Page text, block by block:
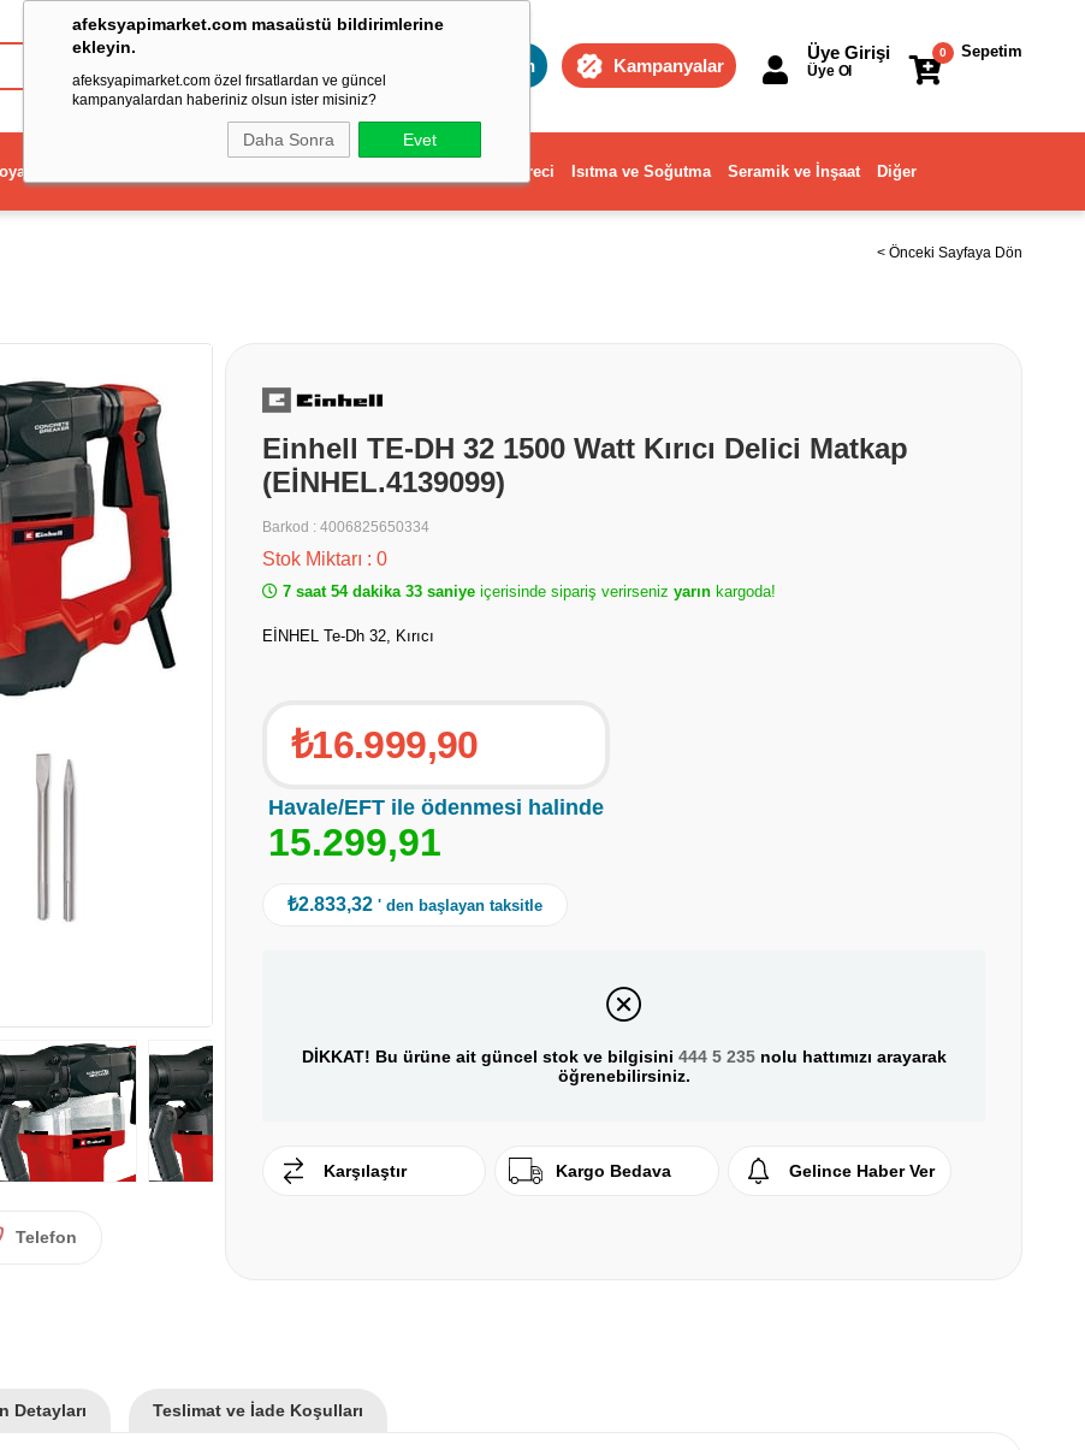
afeksyapimarket.com masaüstü bildirimlerine
ekleyin.
afeksyapimarket.com özel fırsatlardan ve güncel
kampanyalardan haberiniz olsun ister misiniz?
Daha Sonra Evet
Toptan Kampanyalar
Sepetim
0
Üye Girişi
Üye Ol
Dekorasyon ve Ev Gereci Isıtma ve Soğutma Seramik ve İnşaat Diğer
< Önceki Sayfaya Dön
Telefon
Einhell TE-DH 32 1500 Watt Kırıcı Delici Matkap
(EİNHEL.4139099)
Barkod : 4006825650334
Stok Miktarı : 0
7 saat 54 dakika 33 saniye içerisinde sipariş verirseniz yarın kargoda!
EİNHEL Te-Dh 32, Kırıcı
₺16.999,90
Havale/EFT ile ödenmesi halinde
15.299,91
₺2.833,32 ' den başlayan taksitle
DİKKAT! Bu ürüne ait güncel stok ve bilgisini 444 5 235nolu hattımızı arayarak
öğrenebilirsiniz.
Karşılaştır Kargo Bedava Gelince Haber Ver
Detayları Teslimat ve İade Koşulları